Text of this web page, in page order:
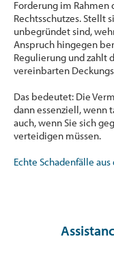
Forderung im Rahmen
Rechtsschutzes. Stellt
unbegründet sind,
Anspruch hingegen
Regulierung und zahlt
vereinbarten
Das bedeutet: Die
dann essenziell, wenn
auch, wenn Sie sich
verteidigen müssen.
Echte Schadenfälle